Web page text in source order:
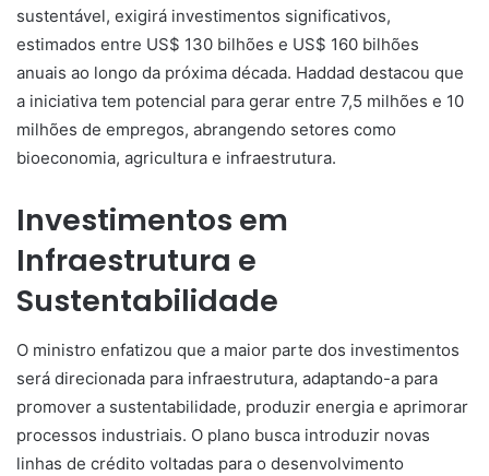
sustentável, exigirá investimentos significativos,
estimados entre US$ 130 bilhões e US$ 160 bilhões
anuais ao longo da próxima década. Haddad destacou que
a iniciativa tem potencial para gerar entre 7,5 milhões e 10
milhões de empregos, abrangendo setores como
bioeconomia, agricultura e infraestrutura.
Investimentos em
Infraestrutura e
Sustentabilidade
O ministro enfatizou que a maior parte dos investimentos
será direcionada para infraestrutura, adaptando-a para
promover a sustentabilidade, produzir energia e aprimorar
processos industriais. O plano busca introduzir novas
linhas de crédito voltadas para o desenvolvimento